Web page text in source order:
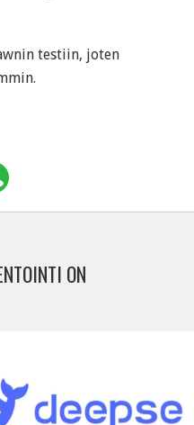
testiin, joten
ON